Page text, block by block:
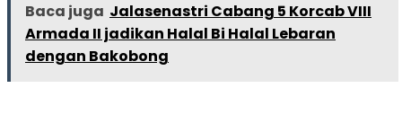
Baca juga Jalasenastri Cabang 5 Korcab VIII
Armada II jadikan Halal Bi Halal Lebaran
dengan Bakobong